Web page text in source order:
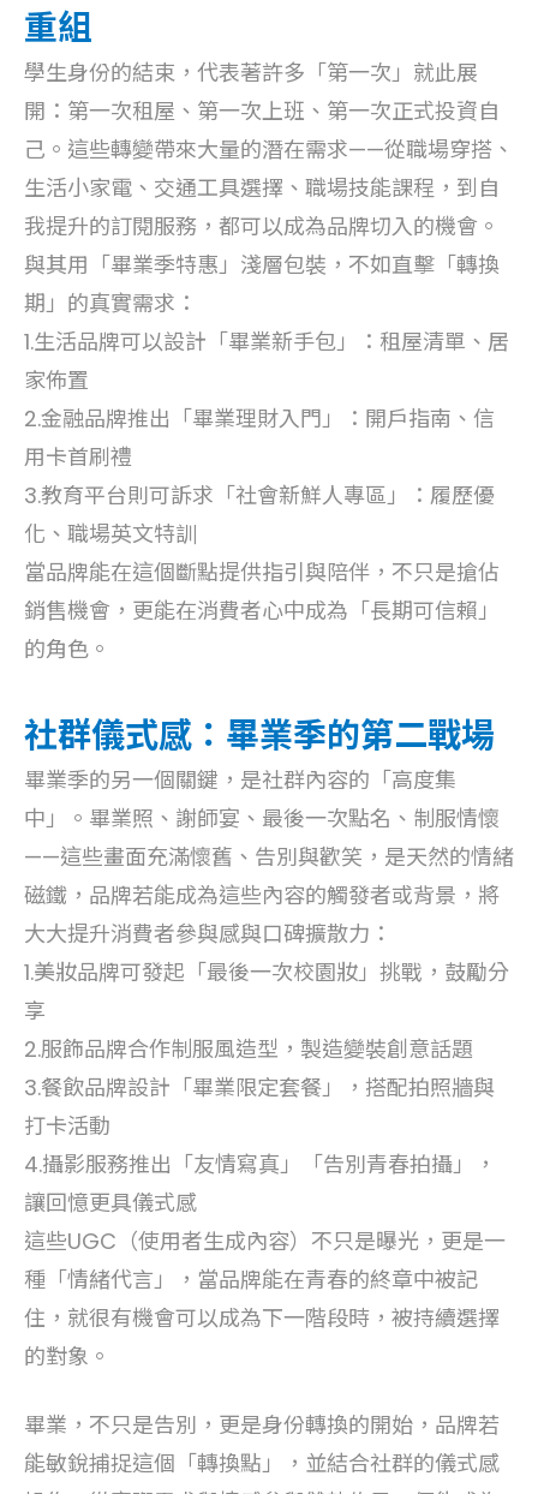
重組
學生身份的結束，代表著許多「第一次」就此展
開：第一次租屋、第一次上班、第一次正式投資自
己。這些轉變帶來大量的潛在需求——從職場穿搭、
生活小家電、交通工具選擇、職場技能課程，到自
我提升的訂閱服務，都可以成為品牌切入的機會。
與其用「畢業季特惠」淺層包裝，不如直擊「轉換
期」的真實需求：
1.生活品牌可以設計「畢業新手包」：租屋清單、居
家佈置
2.金融品牌推出「畢業理財入門」：開戶指南、信
用卡首刷禮
3.教育平台則可訴求「社會新鮮人專區」：履歷優
化、職場英文特訓
當品牌能在這個斷點提供指引與陪伴，不只是搶佔
銷售機會，更能在消費者心中成為「長期可信賴」
的角色。
社群儀式感：畢業季的第二戰場
畢業季的另一個關鍵，是社群內容的「高度集
中」。畢業照、謝師宴、最後一次點名、制服情懷
——這些畫面充滿懷舊、告別與歡笑，是天然的情緒
磁鐵，品牌若能成為這些內容的觸發者或背景，將
大大提升消費者參與感與口碑擴散力：
1.美妝品牌可發起「最後一次校園妝」挑戰，鼓勵分
享
2.服飾品牌合作制服風造型，製造變裝創意話題
3.餐飲品牌設計「畢業限定套餐」，搭配拍照牆與
打卡活動
4.攝影服務推出「友情寫真」「告別青春拍攝」，
讓回憶更具儀式感
這些UGC（使用者生成內容）不只是曝光，更是一
種「情緒代言」，當品牌能在青春的終章中被記
住，就很有機會可以成為下一階段時，被持續選擇
的對象。
畢業，不只是告別，更是身份轉換的開始，品牌若
能敏銳捕捉這個「轉換點」，並結合社群的儀式感